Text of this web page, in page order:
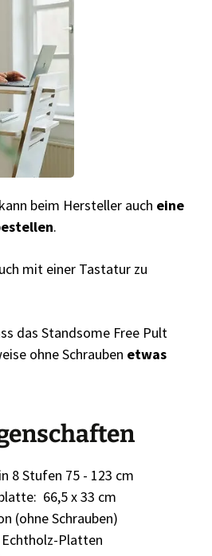
beim Hersteller auch eine
.
mit einer Tastatur zu
das Standsome Free Pult
ohne Schrauben etwas
8 Stufen 75 - 123 cm
66,5 x 33 cm
(ohne Schrauben)
Platten